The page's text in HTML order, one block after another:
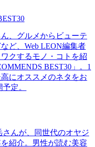
、グルメからビューテ
ど、Web LEON編集者
クするモノ・コトを紹
BEST30」。1
にオススメのネタをお
定。
んが、同世代のオヤジ
紹介。男性が読む美容